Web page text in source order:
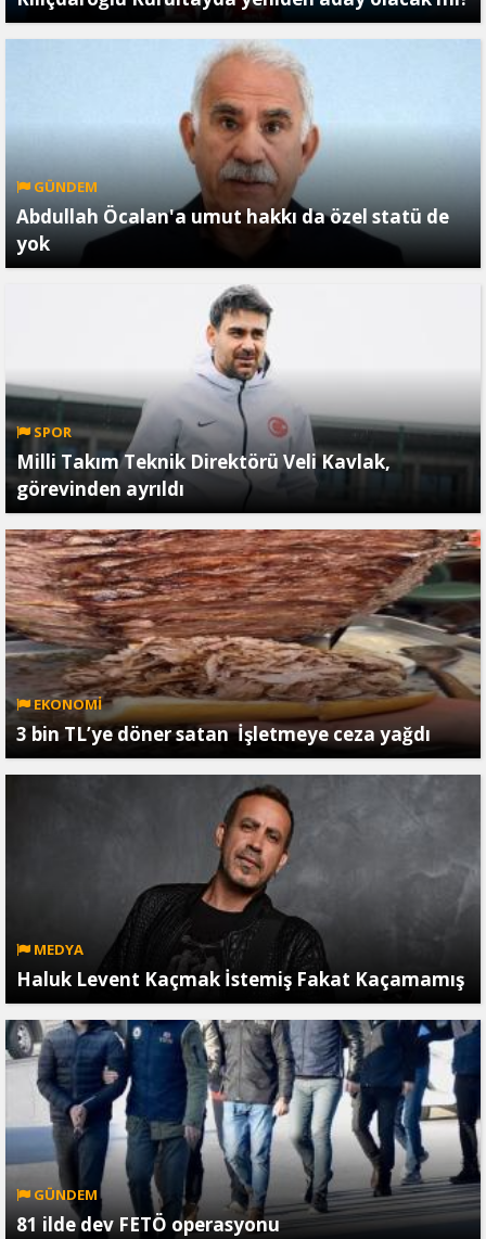
GÜNDEM
Abdullah Öcalan'a umut hakkı da özel statü de
yok
SPOR
Milli Takım Teknik Direktörü Veli Kavlak,
görevinden ayrıldı
EKONOMİ
3 bin TL’ye döner satan İşletmeye ceza yağdı
MEDYA
Haluk Levent Kaçmak İstemiş Fakat Kaçamamış
GÜNDEM
81 ilde dev FETÖ operasyonu